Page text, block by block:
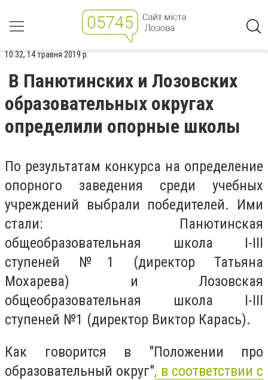
10:32, 14 травня 2019 р.
В Панютинских и Лозовских
образовательных округах
определили опорные школы
По результатам конкурса на определение
опорного заведения среди учебных
учреждений выбрали победителей. Ими
стали: Панютинская
общеобразовательная школа I-III
ступеней №1 (директор Татьяна
Мохарева) и Лозовская
общеобразовательная школа I-III
ступеней №1 (директор Виктор Карась).
Как говорится в "Положении про
образовательный округ", в соответствии с